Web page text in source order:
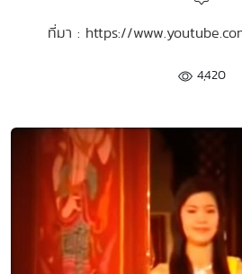
ที่มา : https://
4,420